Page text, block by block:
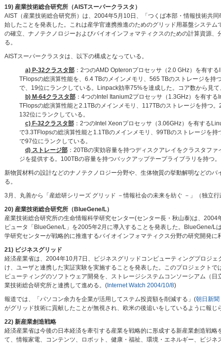
19) 産業技術総合研究所（AISTスーパークラスタ）
AIST（産業技術総合研究所）は、2004年5月10日、「つくば本部・情報技術共
始したことを発表した。これは産学官連携推進のためのグリッド用基盤システ
の確立、ナノテクノロジーおよびバイオインフォマティクスのための計算資源
る。
AISTスーパークラスタは、以下の構成となっている。
a) P-32クラスタ部：2つのAMD Opteronプロセッサ（2.0 GHz）を有す
TFlopsの総演算性能を、6.4 TBのメインメモリ、565 TBのストレージを
で、19位にランクしている。Linpack効率75%を達成した。コア数から見
b) M-64クラスタ部：4つのIntel Itanium2プロセッサ（1.3GHz）を有す
TFlopsの総演算性能と2.1TBのメインメモリ、117TBのストレージを持つ
132位にランクしている。
c) F-32クラスタ部：2つのIntel Xeonプロセッサ（3.06GHz）を有する
で3.3TFlopsの総演算性能と1.1TBのメインメモリ、99TBのストレージを
で97位にランクしている。
d) ストレージ部：20TBの実効容量を持つディスクアレイをクラスタフ
ジを提供する。100TBの容量を持つバックアップテープライブラリを持つ
新物質材料の設計などのナノテクノロジー分野や、生体物質の挙動解明などの
る。
3月、丸善から「産総研シリーズ グリッド －情報社会の未来を紡ぐ －」（独立
20) 産業技術総合研究所（BlueGene/L）
産業技術総合研究所の生命情報科学研究センター(センター長・秋山泰)は、
ピュータ「BlueGene/L」を2005年2月に導入することを発表した。BlueGene/
学研究センターが戦略的に推進するバイオインフォマティクス分野の研究開発に
21) ビジネスグリッド
経済産業省は、2004年10月7日、ビジネスグリッドコンピューティングプロジ
け、ユーザと連携した実証実験を実施することを発表した。このプロジェクト
ピューティングのソフトウェア開発を、ストレージシステムコンソーシアム（
業技術総合研究所と連携して進める。(Internet Watch 2004/10/8)
報道では、「パソコン余力を企業が活用してステム投資額を削減する」(朝日新
がグリッド技術に貢献したことが無視され、欧米の後追いをしているように報じ
22) 新産業創造戦略
経済産業省は今後の日本経済を牽引する産業を戦略的に形成する新産業創造戦
て、情報家電、コンテンツ、ロボット、健康・福祉、環境・エネルギー、ビジ